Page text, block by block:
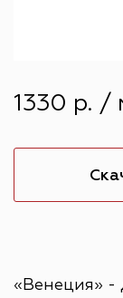
1330 р. /
«Венеция» -